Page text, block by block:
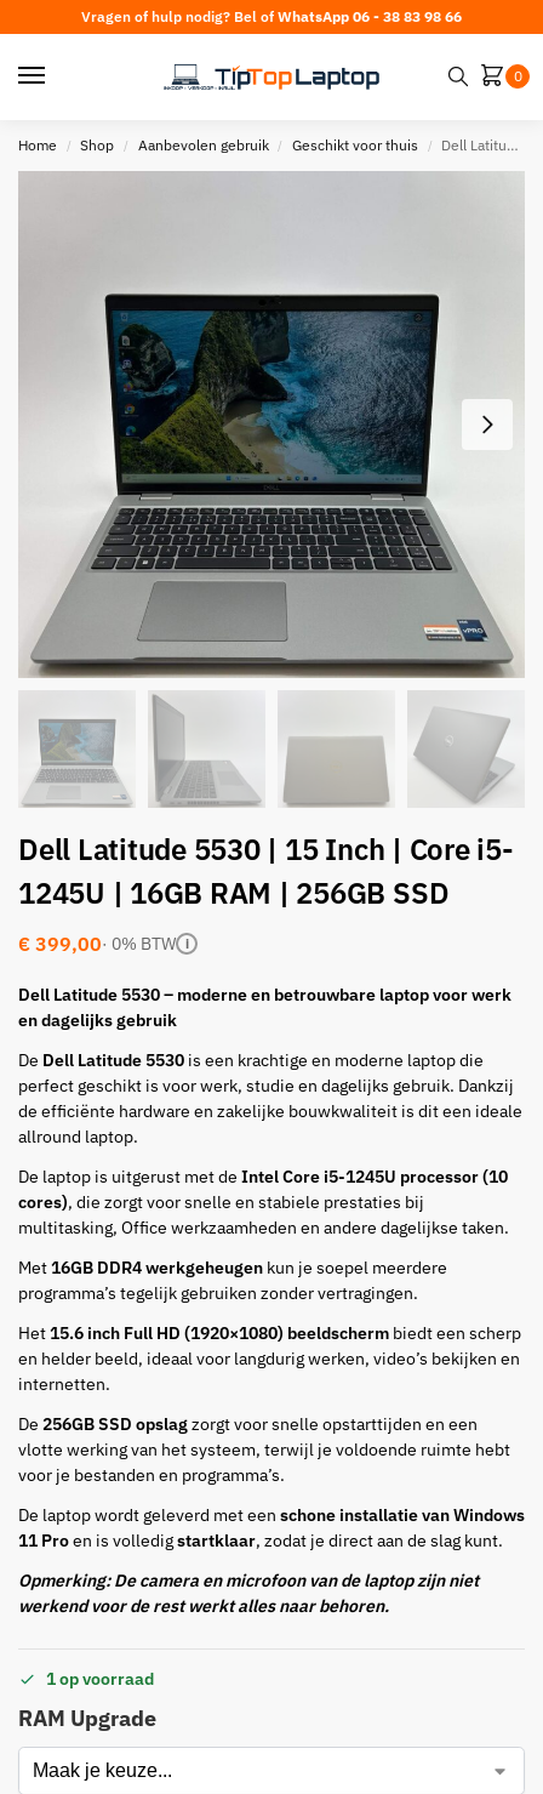
Vragen of hulp nodig? Bel of WhatsApp 06 - 38 83 98 66
0
Home / Shop / Aanbevolen gebruik / Geschikt voor thuis / Dell Latitude 5530 | 15 Inch | Core i5-1245U | 16GB RAM | 256GB SSD
Dell Latitude 5530 | 15 Inch | Core i5-
1245U | 16GB RAM | 256GB SSD
€ 399,00· 0% BTW i
Dell Latitude 5530 – moderne en betrouwbare laptop voor werk
en dagelijks gebruik
De Dell Latitude 5530 is een krachtige en moderne laptop die
perfect geschikt is voor werk, studie en dagelijks gebruik. Dankzij
de efficiënte hardware en zakelijke bouwkwaliteit is dit een ideale
allround laptop.
De laptop is uitgerust met de Intel Core i5-1245U processor (10
cores), die zorgt voor snelle en stabiele prestaties bij
multitasking, Office werkzaamheden en andere dagelijkse taken.
Met16GB DDR4 werkgeheugen kun je soepel meerdere
programma’s tegelijk gebruiken zonder vertragingen.
Het15.6 inch Full HD (1920×1080) beeldscherm biedt een scherp
en helder beeld, ideaal voor langdurig werken, video’s bekijken en
internetten.
De 256GB SSD opslagzorgt voor snelle opstarttijden en een
vlotte werking van het systeem, terwijl je voldoende ruimte hebt
voor je bestanden en programma’s.
De laptop wordt geleverd met een schone installatie van Windows
11 Proen is volledigstartklaar, zodat je direct aan de slag kunt.
Opmerking: De camera en microfoon van de laptop zijn niet
werkend voor de rest werkt alles naar behoren.
1 op voorraad
RAM Upgrade